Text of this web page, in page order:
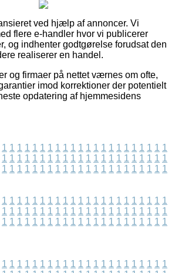
ved hjælp af annoncer. Vi
flere e-handler hvor vi publicerer
og indhenter godtgørelse forudsat den
realiserer en handel.
og firmaer på nettet værnes om ofte,
imod korrektioner der potentielt
opdatering af hjemmesidens
1 1 1 1 1 1 1 1 1 1 1 1 1 1 1 1 1 1 1 1 1 1
1 1 1 1 1 1 1 1 1 1 1 1 1 1 1 1 1 1 1 1 1 1
1 1 1 1 1 1 1 1 1 1 1 1 1 1 1 1 1 1 1 1 1 1
1 1 1 1 1 1 1 1 1 1 1 1 1 1 1 1 1 1 1 1 1 1
1 1 1 1 1 1 1 1 1 1 1 1 1 1 1 1 1 1 1 1 1 1
1 1 1 1 1 1 1 1 1 1 1 1 1 1 1 1 1 1 1 1 1 1
1 1 1 1 1 1 1 1 1 1 1 1 1 1 1 1 1 1 1 1 1 1